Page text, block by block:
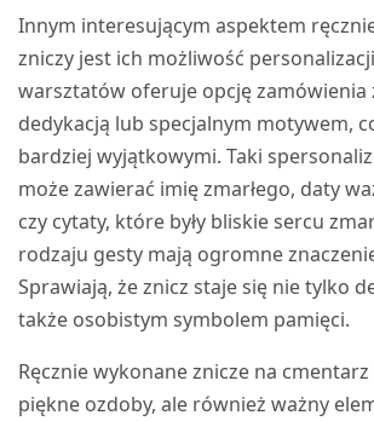
Innym interesującym aspektem
zniczy jest ich możliwość
warsztatów oferuje opcję zamówienia
dedykacją lub specjalnym motywem,
bardziej wyjątkowymi. Taki
może zawierać imię zmarłego, daty
czy cytaty, które były bliskie sercu
rodzaju gesty mają ogromne
Sprawiają, że znicz staje się nie tylko
także osobistym symbolem pamięci.
Ręcznie wykonane znicze na
piękne ozdoby, ale również ważny